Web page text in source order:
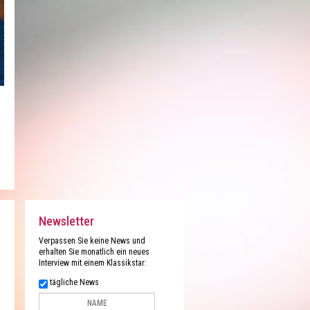
Newsletter
Verpassen Sie keine News und
erhalten Sie monatlich ein neues
Interview mit einem Klassikstar:
tägliche News